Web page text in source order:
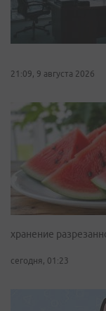
21:09, 9 августа 2026
хранение
сегодня, 01:23